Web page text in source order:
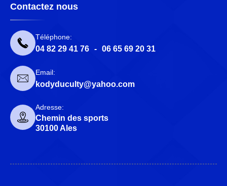
Contactez nous
Téléphone:
04 82 29 41 76 - 06 65 69 20 31
Email:
kodyduculty@yahoo.com
Adresse:
Chemin des sports
30100 Ales